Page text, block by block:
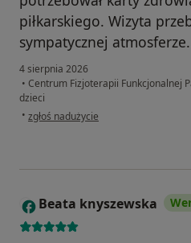
piłkarskiego. Wizyta
sympatycznej
4 sierpnia 2026
• Centrum Fizjoterapii Funkcjonalnej
dzieci
• w opinii użytkownika Jolanta
zgłoś nadużycie
B Beata knyszewska